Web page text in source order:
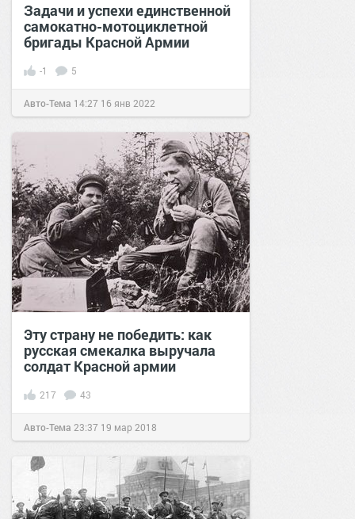
Задачи и успехи единственной
самокатно-мотоциклетной
бригады Красной Армии
-1 5
Авто-Тема 14:27 16 янв 2022
Эту страну не победить: как
русская смекалка выручала
солдат Красной армии
217 43
Авто-Тема 23:37 19 мар 2018